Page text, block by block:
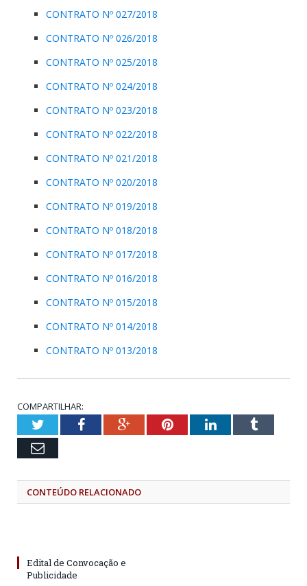
CONTRATO Nº 027/2018
CONTRATO Nº 026/2018
CONTRATO Nº 025/2018
CONTRATO Nº 024/2018
CONTRATO Nº 023/2018
CONTRATO Nº 022/2018
CONTRATO Nº 021/2018
CONTRATO Nº 020/2018
CONTRATO Nº 019/2018
CONTRATO Nº 018/2018
CONTRATO Nº 017/2018
CONTRATO Nº 016/2018
CONTRATO Nº 015/2018
CONTRATO Nº 014/2018
CONTRATO Nº 013/2018
COMPARTILHAR:
TwitterFacebookGoogle+PinterestLinkedInTumblr
Email
CONTEÚDO RELACIONADO
Edital de Convocação e
Publicidade